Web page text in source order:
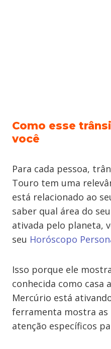
Como esse
você
Para cada pessoa,
Touro tem uma
está relacionado ao
saber qual área do
ativada pelo planeta,
seu Horóscopo
Isso porque ele
conhecida como casa
Mercúrio está
ferramenta mostra as
atenção específicos